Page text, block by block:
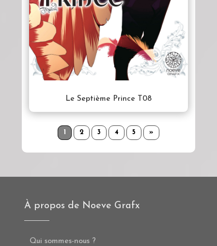
Le Septième Prince T08
1 2 3 4 5 »
À propos de Noeve Grafx
Qui sommes-nous ?